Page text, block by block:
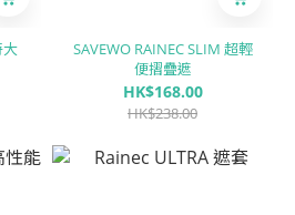
大
SAVEWO RAINEC SLIM 超輕
便摺疊遮
HK$168.00
HK$238.00